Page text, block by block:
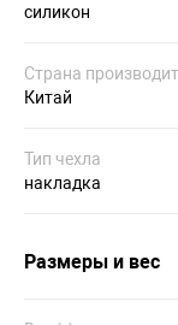
силикон
Страна
Китай
Тип чехла
накладка
Размеры и вес